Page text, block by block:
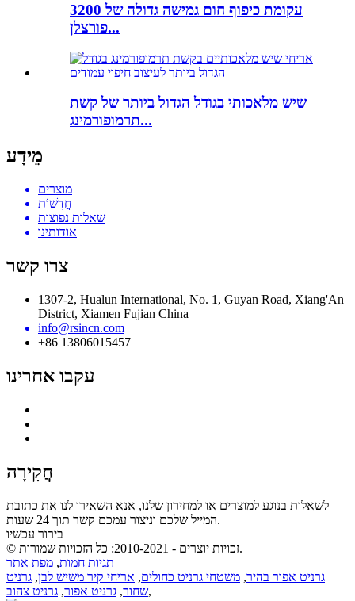
3200 עקומת כיפוף חום גמישה גדולה של
פורצלן...
שיש מלאכותי בגודל הגדול ביותר של קשת
תרמופורמינג...
מֵידָע
מוצרים
חֲדָשׁוֹת
שאלות נפוצות
אודותינו
צרו קשר
1307-2, Hualun International, No. 1, Guyan Road, Xiang'An
District, Xiamen Fujian China
info@rsincn.com
+86 13806015457
עקבו אחרינו
חֲקִירָה
לשאלות בנוגע למוצרים או למחירון שלנו, אנא השאירו לנו את כתובת
המייל שלכם וניצור עמכם קשר תוך 24 שעות.
בירור עכשיו
© זכויות יוצרים - 2010-2021: כל הזכויות שמורות.
תגיות חמות, מפת אתר
גרניט אפור בהיר, משטחי גרניט כחולים, אריחי קיר משיש לבן, גרניט
שחור, גרניט אפור, גרניט צהוב ,